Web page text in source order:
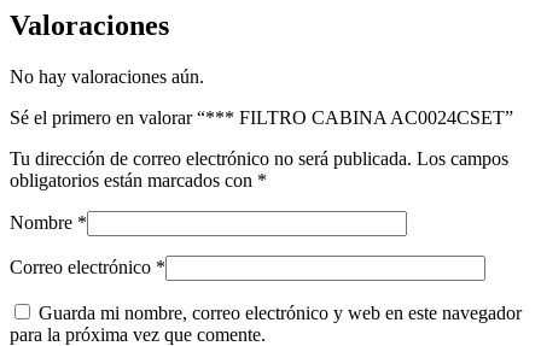
Valoraciones
No hay valoraciones aún.
Sé el primero en valorar “*** FILTRO CABINA AC0024CSET”
Tu dirección de correo electrónico no será publicada. Los campos
obligatorios están marcados con *
Nombre *
Correo electrónico *
Guarda mi nombre, correo electrónico y web en este navegador
para la próxima vez que comente.